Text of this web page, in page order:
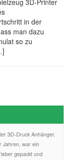
in der
man dazu
so zu
3D-Druck Anhänger.
Jahren, war ein
gepackt und